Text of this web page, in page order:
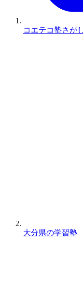
コエテコ塾さが
大分県の学習塾